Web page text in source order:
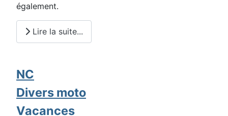
également.
Lire la suite...
NC
Divers moto
Vacances